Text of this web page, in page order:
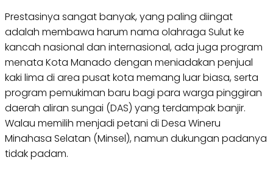
Prestasinya sangat banyak, yang paling diingat
adalah membawa harum nama olahraga Sulut ke
kancah nasional dan internasional, ada juga program
menata Kota Manado dengan meniadakan penjual
kaki lima di area pusat kota memang luar biasa, serta
program pemukiman baru bagi para warga pinggiran
daerah aliran sungai (DAS) yang terdampak banjir.
Walau memilih menjadi petani di Desa Wineru
Minahasa Selatan (Minsel), namun dukungan padanya
tidak padam.